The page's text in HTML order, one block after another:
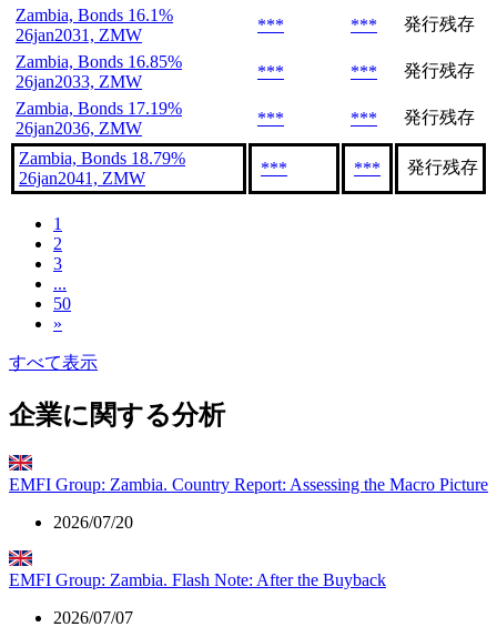
Zambia, Bonds 16.1%
26jan2031, ZMW
*** ***
発行残存
Zambia, Bonds 16.85%
26jan2033, ZMW
*** ***
発行残存
Zambia, Bonds 17.19%
26jan2036, ZMW
*** *** 発行残存
Zambia, Bonds 18.79%
26jan2041, ZMW
*** *** 発行残存
1
2
3
...
50
»
すべて表示
企業に関する分析
EMFI Group: Zambia. Country Report: Assessing the Macro Picture
2026/07/20
EMFI Group: Zambia. Flash Note: After the Buyback
2026/07/07